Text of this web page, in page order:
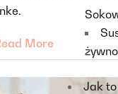
Jak
More